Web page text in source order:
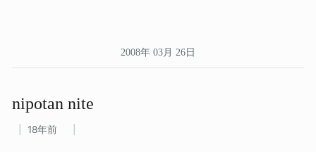
2008年 03月 26日
nipotan nite
18年前